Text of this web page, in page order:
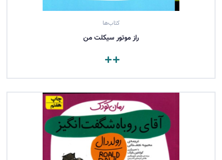
کتاب‌ها
راز موتور سیکلت من
مشاهده کتاب